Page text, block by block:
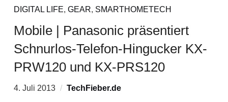
DIGITAL LIFE, GEAR, SMARTHOMETECH
Mobile | Panasonic präsentiert
Schnurlos-Telefon-Hingucker KX-
PRW120 und KX-PRS120
4. Juli 2013 TechFieber.de